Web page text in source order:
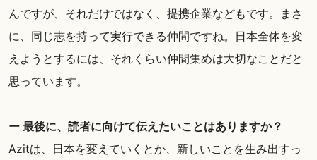
んですが、それだけではなく、提携企業などもです。まさ
に、同じ志を持って実行できる仲間ですね。日本全体を変
えようとするには、それくらい仲間集めは大切なことだと
思っています。
ー 最後に、読者に向けて伝えたいことはありますか？
Azitは、日本を変えていくとか、新しいことを生み出すっ